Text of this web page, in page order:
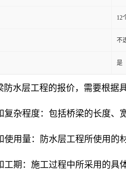
12
不
是
防水层工程的报价，需要根据
复杂程度：包括桥梁的长度、
使用量：防水层工程所使用的
工期：施工过程中所采用的具